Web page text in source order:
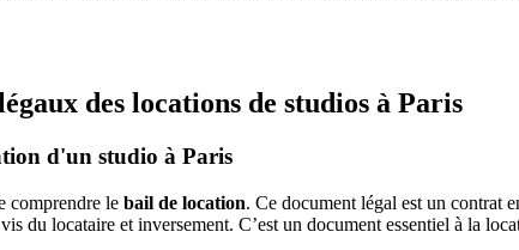
des locations de studios à Paris
d'un studio à Paris
comprendre le bail de location. Ce document légal est un contrat
du locataire et inversement. C’est un document essentiel à la